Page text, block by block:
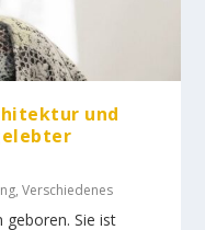
und
,Verschiedenes
geboren. Sie ist